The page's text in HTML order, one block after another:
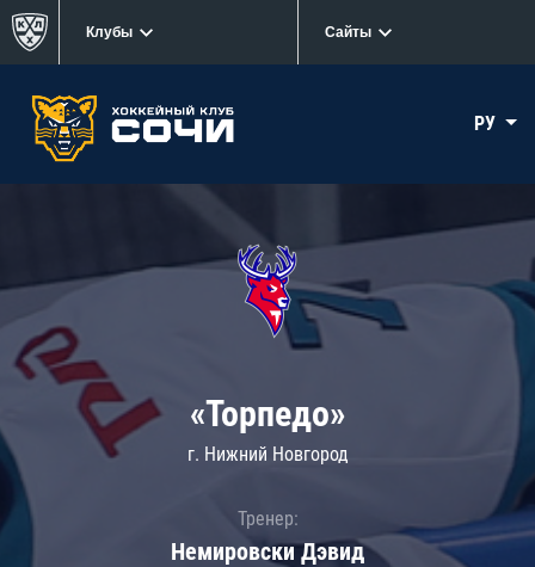
Клубы Сайты
РУ
«Торпедо»
г. Нижний Новгород
Тренер:
Немировски Дэвид